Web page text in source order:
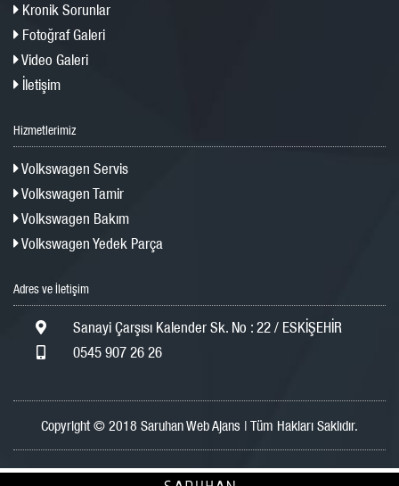
Kronik Sorunlar
Fotoğraf Galeri
Video Galeri
İletişim
Hizmetlerimiz
Volkswagen Servis
Volkswagen Tamir
Volkswagen Bakım
Volkswagen Yedek Parça
Adres ve İletişim
Sanayi Çarşısı Kalender Sk. No : 22 / ESKİŞEHİR
0545 907 26 26
Copyright © 2018 Saruhan Web Ajans | Tüm Hakları Saklıdır.